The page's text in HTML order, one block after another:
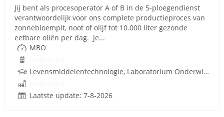
Jij bent als procesoperator A of B in de 5-ploegendienst
verantwoordelijk voor ons complete productieproces van
zonnebloempit, noot of olijf tot 10.000 liter gezonde
eetbare oliën per dag. Je...
MBO
Levensmiddelentechnologie, Laboratorium Onderwijs, Procestechnologie
Laatste update: 7-8-2026